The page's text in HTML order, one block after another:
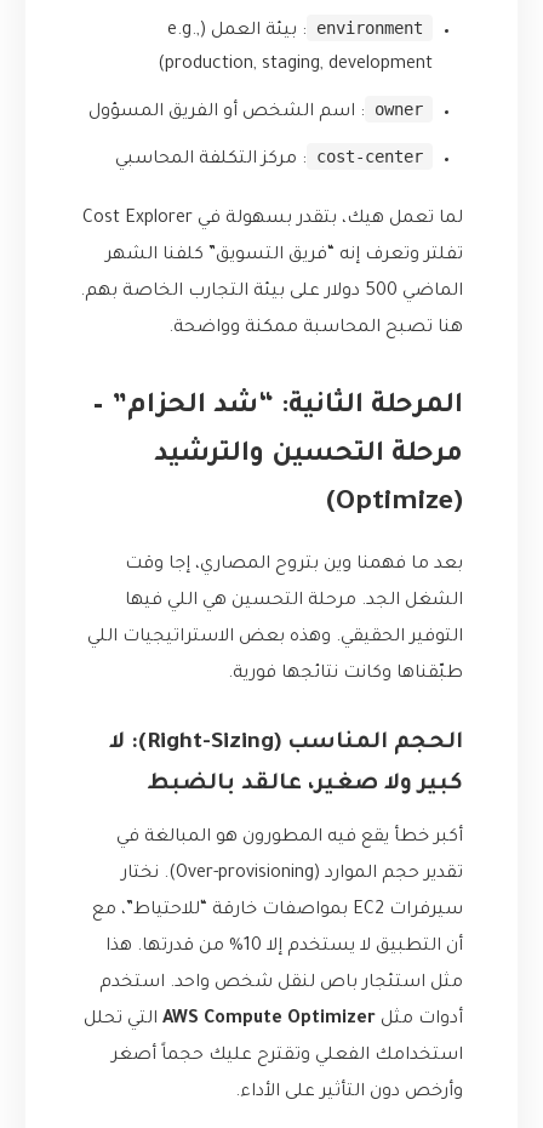
environment
: بيئة العمل (e.g.,
production, staging, development)
owner : اسم الشخص أو الفريق المسؤول
cost-center : مركز التكلفة المحاسبي
لما تعمل هيك، بتقدر بسهولة في Cost Explorer
تفلتر وتعرف إنه “فريق التسويق” كلفنا الشهر
الماضي 500 دولار على بيئة التجارب الخاصة بهم.
هنا تصبح المحاسبة ممكنة وواضحة.
المرحلة الثانية: “شد الحزام” –
مرحلة التحسين والترشيد
(Optimize)
بعد ما فهمنا وين بتروح المصاري، إجا وقت
الشغل الجد. مرحلة التحسين هي اللي فيها
التوفير الحقيقي. وهذه بعض الاستراتيجيات اللي
طبّقناها وكانت نتائجها فورية.
الحجم المناسب (Right-Sizing): لا
كبير ولا صغير، عالقد بالضبط
أكبر خطأ يقع فيه المطورون هو المبالغة في
تقدير حجم الموارد (Over-provisioning). نختار
سيرفرات EC2 بمواصفات خارقة “للاحتياط”، مع
أن التطبيق لا يستخدم إلا 10% من قدرتها. هذا
مثل استئجار باص لنقل شخص واحد. استخدم
أدوات مثل AWS Compute Optimizer التي تحلل
استخدامك الفعلي وتقترح عليك حجماً أصغر
وأرخص دون التأثير على الأداء.